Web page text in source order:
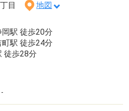
丁目 地図
駅 徒歩20分
駅 徒歩24分
徒歩28分
-